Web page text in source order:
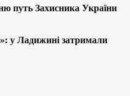
путь Захисника України
у Ладижині затримали